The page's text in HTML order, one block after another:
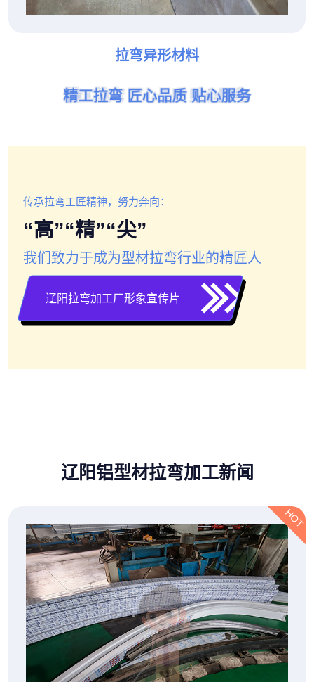
拉弯异形材料
精工拉弯 匠心品质 贴心服务
精工拉弯 匠心品质 贴心服务
精工拉弯 匠心品质 贴心服务
精工拉弯 匠心品质 贴心服务
精工拉弯 匠心品质 贴心服务
精工拉弯 匠心品质 贴心服务
传承拉弯工匠精神，努力奔向：
“高”“精”“尖”
我们致力于成为型材拉弯行业的精匠人
辽阳拉弯加工厂形象宣传片
辽阳铝型材拉弯加工新闻
HOT